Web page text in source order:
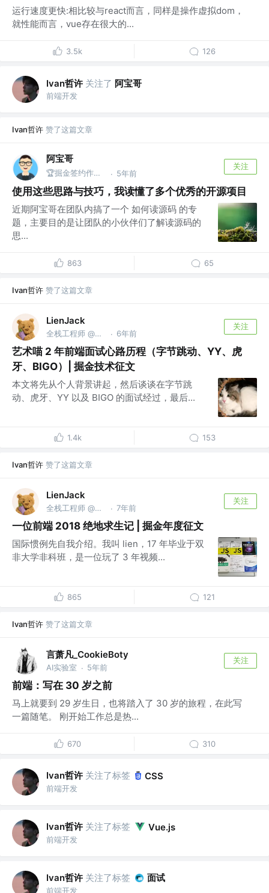
运行速度更快:相比较与react而言，同样是操作虚拟dom，
就性能而言，vue存在很大的...
3.5k 126
Ivan哲许 关注了 阿宝哥
前端开发
Ivan哲许 赞了这篇文章
阿宝哥
🏆掘金签约作者 | 公众号@全栈修仙之路 · 5年前
关注
使用这些思路与技巧，我读懂了多个优秀的开源项目
近期阿宝哥在团队内搞了一个 如何读源码 的专
题，主要目的是让团队的小伙伴们了解读源码的
思...
863 65
Ivan哲许 赞了这篇文章
LienJack
全栈工程师 @前字节CapCut · 6年前
关注
艺术喵 2 年前端面试心路历程（字节跳动、YY、虎
牙、BIGO）| 掘金技术征文
本文将先从个人背景讲起，然后谈谈在字节跳
动、虎牙、YY 以及 BIGO 的面试经过，最后...
1.4k 153
Ivan哲许 赞了这篇文章
LienJack
全栈工程师 @前字节CapCut · 7年前
关注
一位前端 2018 绝地求生记 | 掘金年度征文
国际惯例先自我介绍。我叫 lien，17 年毕业于双
非大学非科班，是一位玩了 3 年视频...
865 121
Ivan哲许 赞了这篇文章
言萧凡_CookieBoty
AI实验室 · 5年前
关注
前端：写在 30 岁之前
马上就要到 29 岁生日，也将踏入了 30 岁的旅程，在此写
一篇随笔。 刚开始工作总是热...
670 310
Ivan哲许 关注了标签 CSS
前端开发
Ivan哲许 关注了标签 Vue.js
前端开发
Ivan哲许 关注了标签 面试
前端开发